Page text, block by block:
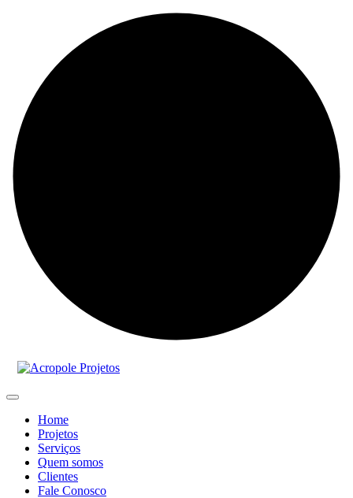
Home
Projetos
Serviços
Quem somos
Clientes
Fale Conosco